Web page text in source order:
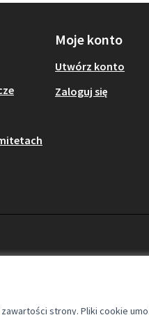
strony. Pliki cookie
Moje konto
Utwórz konto
Zaloguj się